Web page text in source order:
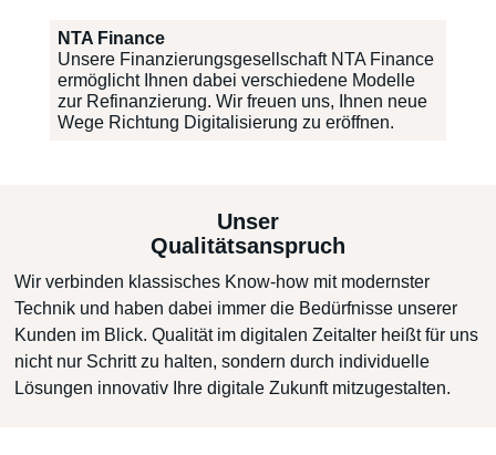
NTA Finance
Unsere Finanzierungsgesellschaft NTA Finance
ermöglicht Ihnen dabei verschiedene Modelle
zur Refinanzierung. Wir freuen uns, Ihnen neue
Wege Richtung Digitalisierung zu eröffnen.
Unser
Qualitätsanspruch
Wir verbinden klassisches Know-how mit modernster
Technik und haben dabei immer die Bedürfnisse unserer
Kunden im Blick. Qualität im digitalen Zeitalter heißt für uns
nicht nur Schritt zu halten, sondern durch individuelle
Lösungen innovativ Ihre digitale Zukunft mitzugestalten.